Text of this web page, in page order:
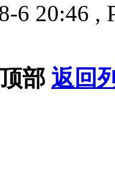
6 20:46 ,
部 返回